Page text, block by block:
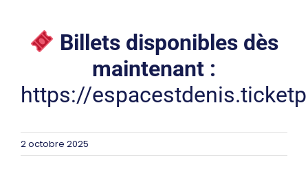
Billets disponibles dès
maintenant :
https://
2 octobre 2025